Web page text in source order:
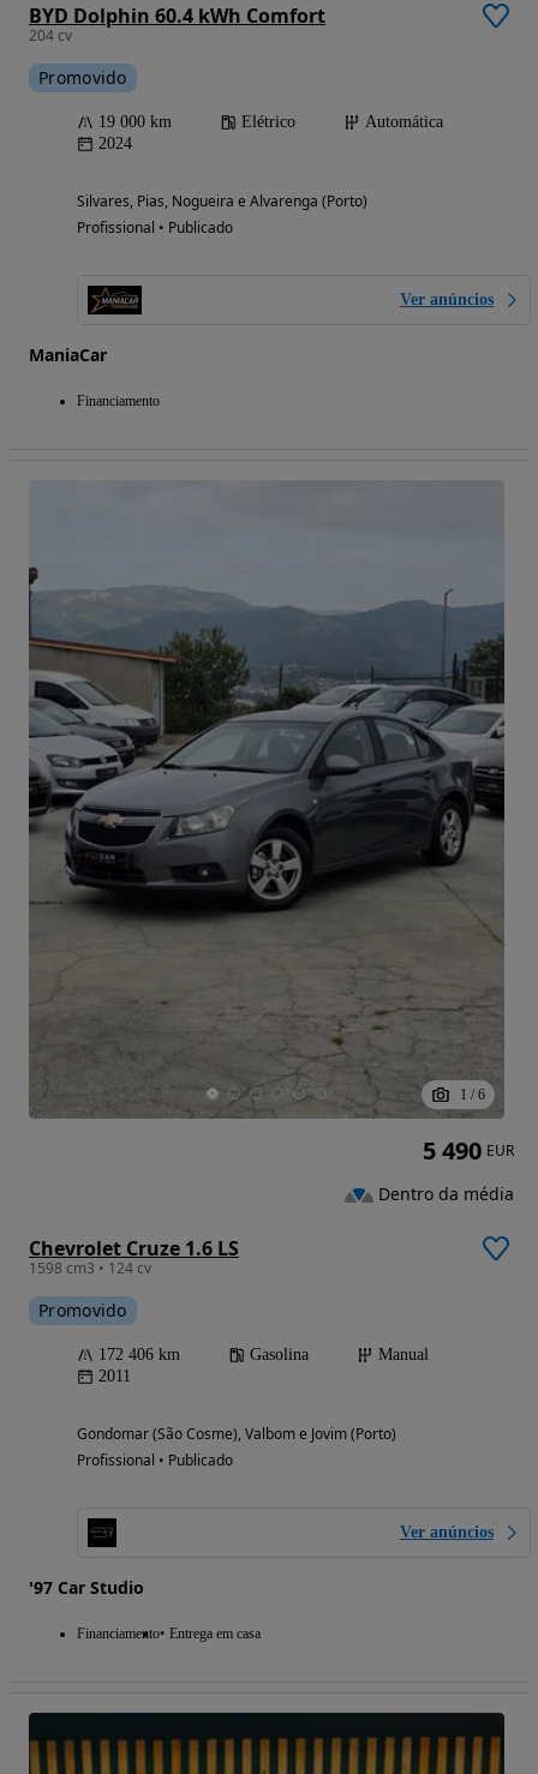
BYD Dolphin 60.4 kWh Comfort
204 cv
Promovido
19 000 km Elétrico
Automática
2024
Silvares, Pias, Nogueira e Alvarenga (Porto)
Profissional • Publicado
Ver anúncios
ManiaCar
Financiamento
1 / 6
Chevrolet Cruze 1.6 LS
1598 cm3 • 124 cv
Promovido
172 406 km Gasolina
Manual
2011
Gondomar (São Cosme), Valbom e Jovim (Porto)
Profissional • Publicado
Ver anúncios
'97 Car Studio
Financiamento Entrega em casa
5 490 EUR
Dentro da média